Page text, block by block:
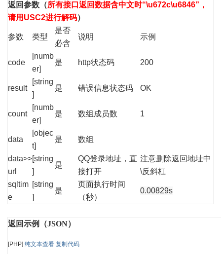
返回参数 （所有接口返回数据含中文时“\u672c\u6846”，
请用USC2进行解码）
参数 类型
是否
必含
说明 示例
code
[numb
er]
是 http状态码 200
result
[string
]
是 错误信息状态码 OK
count
[numb
er]
是 数组成员数 1
data
[objec
t]
是 数组
data>>
url
[string
]
是
QQ登录地址，直
接打开
注意删除返回地址中
\反斜杠
sqltim
e
[string
]
是
页面执行时间
（秒）
0.00829s
返回示例（JSON）
[PHP] 纯文本查看 复制代码